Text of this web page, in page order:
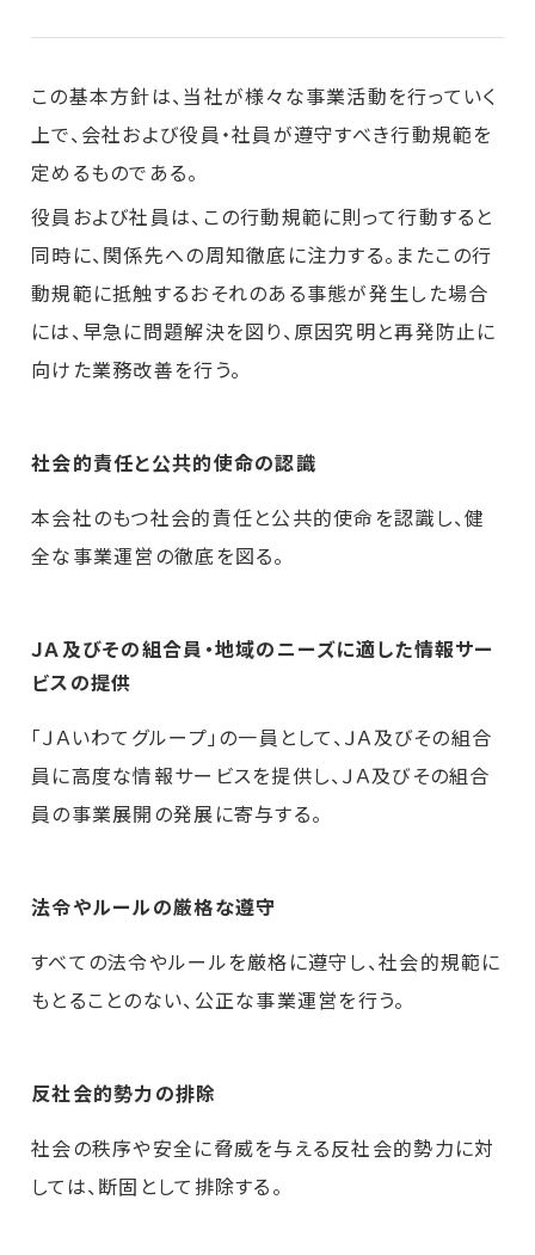
この基本方針は、当社が様々な事業活動を行っていく
上で、会社および役員・社員が遵守すべき行動規範を
定めるものである。
役員および社員は、この行動規範に則って行動すると
同時に、関係先への周知徹底に注力する。またこの行
動規範に抵触するおそれのある事態が発生した場合
には、早急に問題解決を図り、原因究明と再発防止に
向けた業務改善を行う。
社会的責任と公共的使命の認識
本会社のもつ社会的責任と公共的使命を認識し、健
全な事業運営の徹底を図る。
ＪＡ及びその組合員・地域のニーズに適した情報サー
ビスの提供
「ＪＡいわてグループ」の一員として、ＪＡ及びその組合
員に高度な情報サービスを提供し、ＪＡ及びその組合
員の事業展開の発展に寄与する。
法令やルールの厳格な遵守
すべての法令やルールを厳格に遵守し、社会的規範に
もとることのない、公正な事業運営を行う。
反社会的勢力の排除
社会の秩序や安全に脅威を与える反社会的勢力に対
しては、断固として排除する。